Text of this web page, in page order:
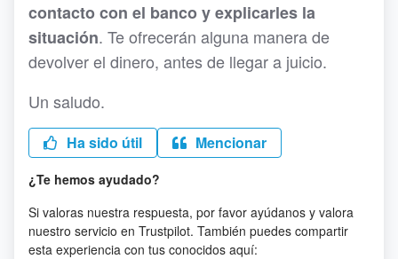
contacto con el banco y explicarles la
situación. Te ofrecerán alguna manera de
devolver el dinero, antes de llegar a juicio.
Un saludo.
Ha sido útil Mencionar
¿Te hemos ayudado?
Si valoras nuestra respuesta, por favor ayúdanos y valora
nuestro servicio en Trustpilot. También puedes compartir
esta experiencia con tus conocidos aquí: